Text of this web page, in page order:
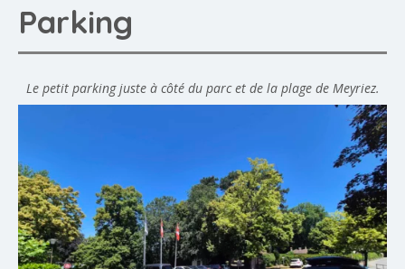
Parking
Le petit parking juste à côté du parc et de la plage de Meyriez.